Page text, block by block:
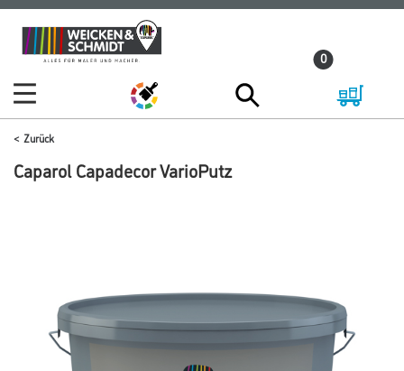
Zum
Inhalt
Zum
Navigationsmenü
0
Zurück
Caparol Capadecor VarioPutz